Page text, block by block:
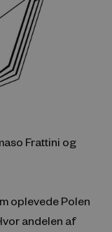
Frattini og
oplevede Polen
andelen af